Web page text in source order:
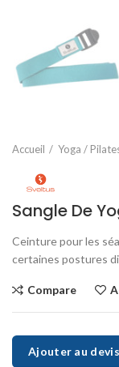
Accueil Yoga /
Sangle De
Ceinture pour les
certaines postures
Compare
Ajouter au devis